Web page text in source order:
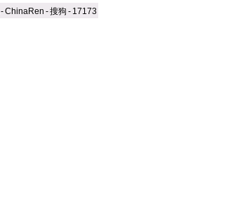
-ChinaRen -搜狗 - 17173